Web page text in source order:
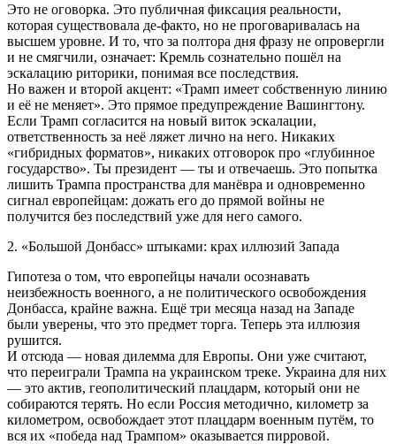
Это не оговорка. Это публичная фиксация реальности,
которая существовала де-факто, но не проговаривалась на
высшем уровне. И то, что за полтора дня фразу не опровергли
и не смягчили, означает: Кремль сознательно пошёл на
эскалацию риторики, понимая все последствия.
Но важен и второй акцент: «Трамп имеет собственную линию
и её не меняет». Это прямое предупреждение Вашингтону.
Если Трамп согласится на новый виток эскалации,
ответственность за неё ляжет лично на него. Никаких
«гибридных форматов», никаких отговорок про «глубинное
государство». Ты президент — ты и отвечаешь. Это попытка
лишить Трампа пространства для манёвра и одновременно
сигнал европейцам: дожать его до прямой войны не
получится без последствий уже для него самого.
2. «Большой Донбасс» штыками: крах иллюзий Запада
Гипотеза о том, что европейцы начали осознавать
неизбежность военного, а не политического освобождения
Донбасса, крайне важна. Ещё три месяца назад на Западе
были уверены, что это предмет торга. Теперь эта иллюзия
рушится.
И отсюда — новая дилемма для Европы. Они уже считают,
что переиграли Трампа на украинском треке. Украина для них
— это актив, геополитический плацдарм, который они не
собираются терять. Но если Россия методично, километр за
километром, освобождает этот плацдарм военным путём, то
вся их «победа над Трампом» оказывается пирровой.